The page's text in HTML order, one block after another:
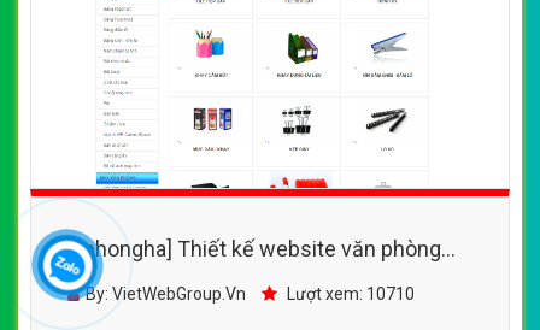
[vpphongha] Thiết kế website văn phòng
phẩm của Văn phòng phẩm Âu Cơ
By: VietWebGroup.Vn Lượt xem: 10710